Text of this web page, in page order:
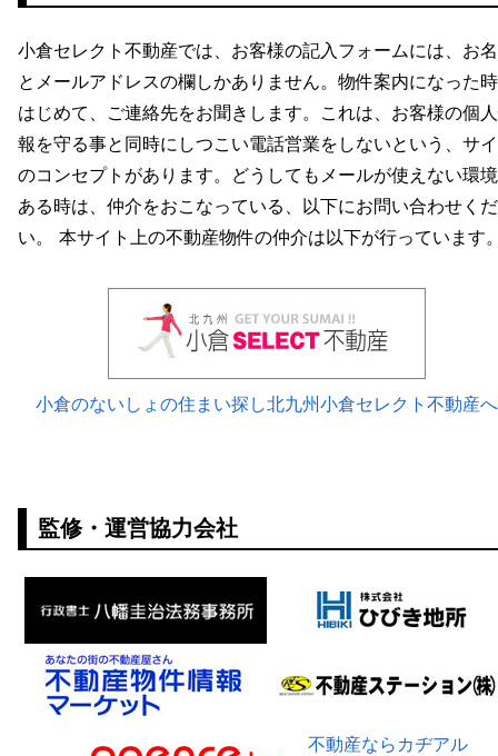
小倉セレクト不動産では、お客様の記入フォームには、お
とメールアドレスの欄しかありません。物件案内になった
はじめて、ご連絡先をお聞きします。これは、お客様の個
報を守る事と同時にしつこい電話営業をしないという、サ
のコンセプトがあります。どうしてもメールが使えない環
ある時は、仲介をおこなっている、以下にお問い合わせく
い。 本サイト上の不動産物件の仲介は以下が行っています
小倉のないしょの住まい探し北九州小倉セレクト不動産へ
監修・運営協力会社
不動産ならカヂアル